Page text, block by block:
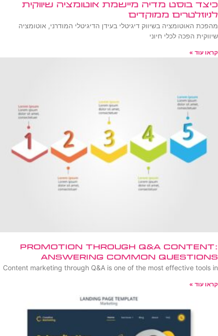
כיצד בוסט מדיה מיישמת אוטומציה שיווקית
לניוזלטרים ממוקדים
מהפכת האוטומציה בשיווק דיגיטלי בעידן הדיגיטלי המודרני, אוטומציה
שיווקית הפכה לכלי חיוני
קראו עוד »
Promotion Through Q&A Content:
Answering Common Questions
Content marketing through Q&A is one of the most effective tools in
קראו עוד »